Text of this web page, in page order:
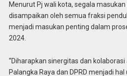
Menurut Pj wali kota, segala
disampaikan oleh semua fraksi
menjadi masukan penting dalam
2024.
“Diharapkan sinergitas dan
Palangka Raya dan DPRD menjadi